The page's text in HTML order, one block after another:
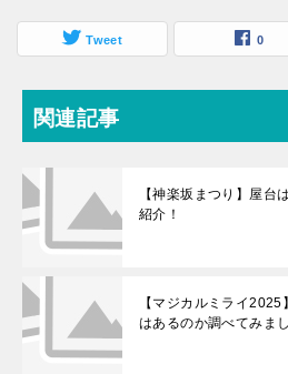
Tweet 0
関連記事
【神楽坂まつり】屋台
紹介！
【マジカルミライ
はあるのか調べてみま